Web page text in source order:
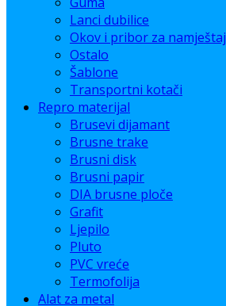
Lanci dubilice
Okov i pribor za namještaj
Ostalo
Šablone
Transportni kotači
Repro materijal
Brusevi dijamant
Brusne trake
Brusni disk
Brusni papir
DIA brusne ploče
Grafit
Ljepilo
Pluto
PVC vreće
Termofolija
Alat za metal